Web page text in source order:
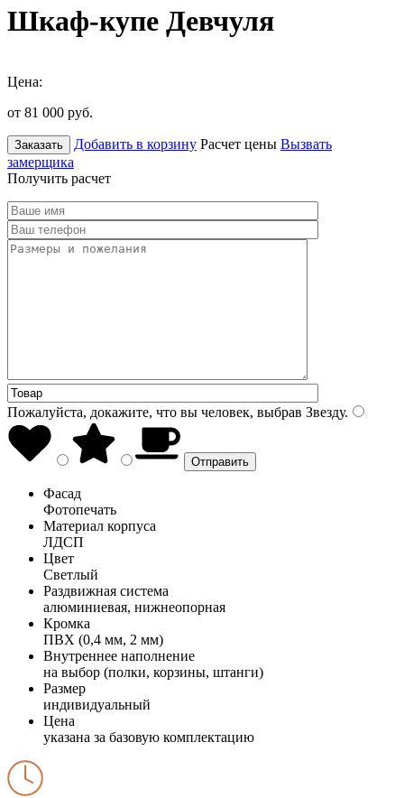
Шкаф-купе Девчуля
Цена:
от 81 000 руб.
Заказать Добавить в корзину Расчет цены Вызвать
замерщика
Получить расчет
Пожалуйста, докажите, что вы человек, выбрав Звезду.
Фасад
Фотопечать
Материал корпуса
ЛДСП
Цвет
Светлый
Раздвижная система
алюминиевая, нижнеопорная
Кромка
ПВХ (0,4 мм, 2 мм)
Внутреннее наполнение
на выбор (полки, корзины, штанги)
Размер
индивидуальный
Цена
указана за базовую комплектацию